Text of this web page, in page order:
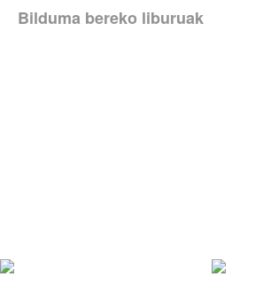
Bilduma bereko liburuak